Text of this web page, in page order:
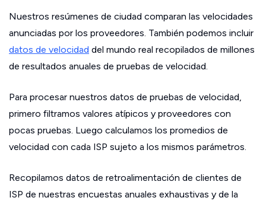
Nuestros resúmenes de ciudad comparan las velocidades
anunciadas por los proveedores. También podemos incluir
datos de velocidad del mundo real recopilados de millones
de resultados anuales de pruebas de velocidad.
Para procesar nuestros datos de pruebas de velocidad,
primero filtramos valores atípicos y proveedores con
pocas pruebas. Luego calculamos los promedios de
velocidad con cada ISP sujeto a los mismos parámetros.
Recopilamos datos de retroalimentación de clientes de
ISP de nuestras encuestas anuales exhaustivas y de la